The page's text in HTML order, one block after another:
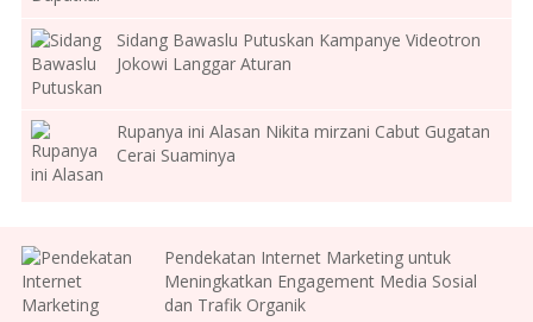
Sidang Bawaslu Putuskan Kampanye Videotron
Jokowi Langgar Aturan
Rupanya ini Alasan Nikita mirzani Cabut Gugatan
Cerai Suaminya
Pendekatan Internet Marketing untuk
Meningkatkan Engagement Media Sosial
dan Trafik Organik